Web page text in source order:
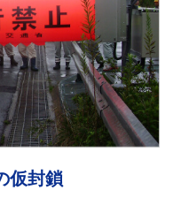
仮封鎖